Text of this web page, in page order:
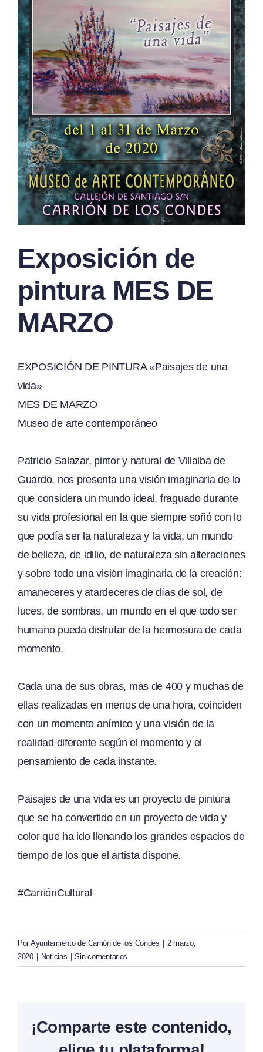
Exposición de
pintura MES DE
MARZO
EXPOSICIÓN DE PINTURA «Paisajes de una
vida»
MES DE MARZO
Museo de arte contemporáneo
Patricio Salazar, pintor y natural de Villalba de
Guardo, nos presenta una visión imaginaria de lo
que considera un mundo ideal, fraguado durante
su vida profesional en la que siempre soñó con lo
que podía ser la naturaleza y la vida, un mundo
de belleza, de idilio, de naturaleza sin alteraciones
y sobre todo una visión imaginaria de la creación:
amaneceres y atardeceres de días de sol, de
luces, de sombras, un mundo en el que todo ser
humano pueda disfrutar de la hermosura de cada
momento.
Cada una de sus obras, más de 400 y muchas de
ellas realizadas en menos de una hora, coinciden
con un momento anímico y una visión de la
realidad diferente según el momento y el
pensamiento de cada instante.
Paisajes de una vida es un proyecto de pintura
que se ha convertido en un proyecto de vida y
color que ha ido llenando los grandes espacios de
tiempo de los que el artista dispone.
#CarriónCultural
Por Ayuntamiento de Carrión de los Condes
2 marzo,
2020
Noticias Sin comentarios
¡Comparte este contenido,